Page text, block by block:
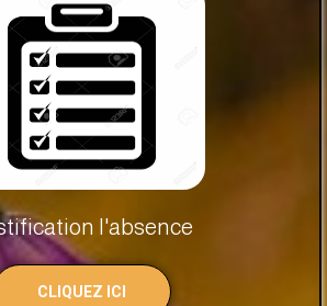
l'absence
CLIQUEZ ICI